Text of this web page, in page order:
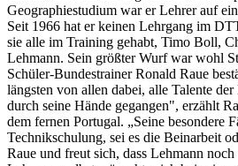
Geographiestudium war er Lehrer auf
Seit 1966 hat er keinen Lehrgang im
sie alle im Training gehabt, Timo Boll,
Lehmann. Sein größter Wurf war wohl
Schüler-Bundestrainer Ronald Raue
längsten von allen dabei, alle Talente der
durch seine Hände gegangen", erzählt
dem fernen Portugal. „Seine besondere
Technikschulung, sei es die Beinarbeit
Raue und freut sich, dass Lehmann